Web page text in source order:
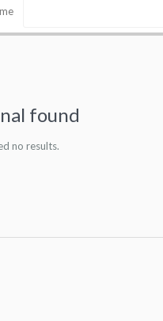
found
no results.